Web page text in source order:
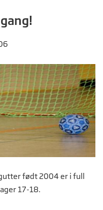
født 2004 er i full
17-18.